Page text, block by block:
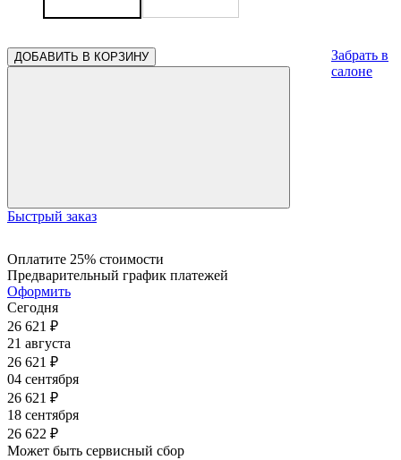
ДОБАВИТЬ В КОРЗИНУ
Быстрый заказ
Забрать в
салоне
Оплатите 25% стоимости
Предварительный график платежей
Оформить
Сегодня
26 621 ₽
21 августа
26 621 ₽
04 сентября
26 621 ₽
18 сентября
26 622 ₽
Может быть сервисный сбор